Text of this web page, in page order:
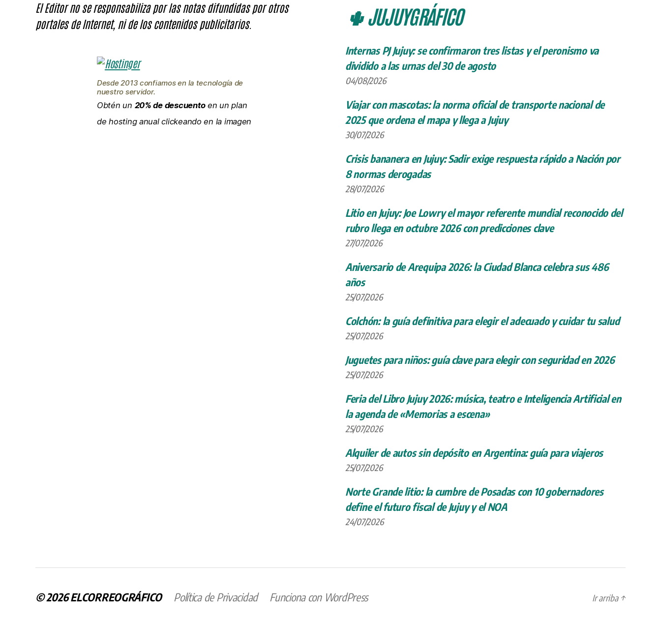
El Editor no se responsabiliza por las notas difundidas por otros
portales de Internet, ni de los contenidos publicitarios.
Desde 2013 confiamos en la tecnología de
nuestro servidor.
Obtén un 20% de descuentoen un plan
de hosting anual clickeando en la imagen
🌵 JUJUYGRÁFICO
Internas PJ Jujuy: se confirmaron tres listas y el peronismo va
dividido a las urnas del 30 de agosto
04/08/2026
Viajar con mascotas: la norma oficial de transporte nacional de
2025 que ordena el mapa y llega a Jujuy
30/07/2026
Crisis bananera en Jujuy: Sadir exige respuesta rápido a Nación por
8 normas derogadas
28/07/2026
Litio en Jujuy: Joe Lowry el mayor referente mundial reconocido del
rubro llega en octubre 2026 con predicciones clave
27/07/2026
Aniversario de Arequipa 2026: la Ciudad Blanca celebra sus 486
años
25/07/2026
Colchón: la guía definitiva para elegir el adecuado y cuidar tu salud
25/07/2026
Juguetes para niños: guía clave para elegir con seguridad en 2026
25/07/2026
Feria del Libro Jujuy 2026: música, teatro e Inteligencia Artificial en
la agenda de «Memorias a escena»
25/07/2026
Alquiler de autos sin depósito en Argentina: guía para viajeros
25/07/2026
Norte Grande litio: la cumbre de Posadas con 10 gobernadores
define el futuro fiscal de Jujuy y el NOA
24/07/2026
© 2026ELCORREOGRÁFICO Política de Privacidad Funciona con WordPress Ir arriba ↑